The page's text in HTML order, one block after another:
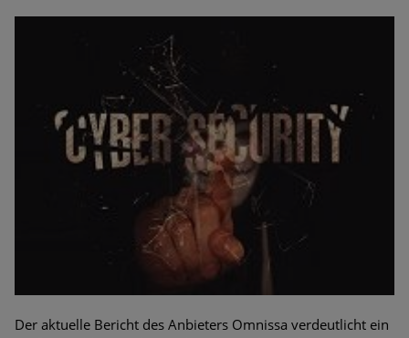
Der aktuelle Bericht des Anbieters Omnissa verdeutlicht ein